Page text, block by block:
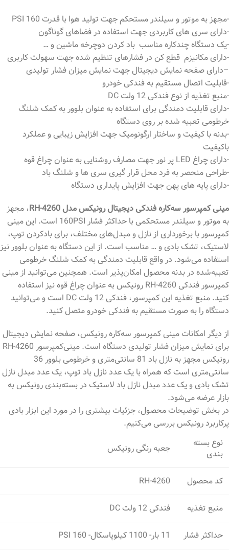
-مجهز به موتور و سیلندر مستحکم جهت تولید هوا با قدرت PSI 160
-دارای سری های کاربردی جهت استفاده در فضاهای گوناگون
-یک دستگاه چندکاره مناسب باد کردن دوچرخه ماشین و …
-دارای مکانیزم قطع کن در فشارهای تنظیم شده جهت سهولت کاربری
–دارای صفحه نمایش دیجیتال جهت نمایش میزان فشار تولیدی
-قابلیت اتصال مستقیم به فندکی خودرو
-منبع تغذیه از نوع فندکی 12 ولت DC
-دارای قابلیت دمندگی برای استفاده به عنوان بلوور به کمک شلنگ
خرطومی تعبیه شده بر روی دستگاه
-بدنه با کیفیت و ساختار ارگونومیک جهت افزایش زیبایی و عملکرد
باکیفیت
-دارای چراغ LED پر نور جهت مصارف روشنایی به عنوان چراغ قوه
-طراحی منحصر به فرد محل قرار گیری سری ها و شلنگ باد
-دارای پایه های پهن جهت افزایش پایداری دستگاه
مینی کمپرسور سه‌‌کاره فندکی دیجیتال رونیکس مدل RH-4260
، مجهز
به موتور و سیلندر مستحکمی با حداکثر فشار 160PSI است. این مینی
کمپرسور با برخورداری از نازل و مبدل‌های مختلف، برای بادکردن توپ،
لاستیک، تشک بادی و … مناسب است. از این دستگاه به عنوان بلوور نیز
استفاده می‌شود. در واقع قابلیت دمندگی به کمک شلنگ خرطومی
تعبیه‌شده در بدنه محصول امکان‌پذیر است. همچنین می‌توانید از مینی
کمپرسور فندکی RH-4260 رونیکس به عنوان چراغ قوه نیز استفاده
کنید. منبع تغذیه این کمپرسور، فندکی 12 ولت DC است و می‌توانید
دستگاه را به صورت مستقیم به فندکی خودرو متصل کنید.
از دیگر امکانات مینی کمپرسور سه‌کاره رونیکس، صفحه نمایش دیجیتال
برای نمایش میزان فشار تولیدی دستگاه است. مینی‌کمپرسور RH-4260
رونیکس مجهز به نازل باد 81 سانتی‌متری و خرطومی بلوور 36
سانتی‌متری است که همراه با یک عدد نازل باد توپ، یک عدد مبدل نازل
تشک بادی و یک عدد مبدل نازل باد لاستیک در بسته‌بندی رونیکس به
بازار عرضه می‌شود.
در بخش توضیحات محصول، جزئیات بیشتری را در مورد این ابزار بادی
پرکاربرد رونیکس بررسی می‌کنیم.
نوع بسته
‌بندی
جعبه رنگی رونیکس
کد محصول RH-4260
منبع تغذیه فندکی 12 ولت DC
حداکثر فشار 11 بار- 1100 کیلوپاسکال- 160 PSI